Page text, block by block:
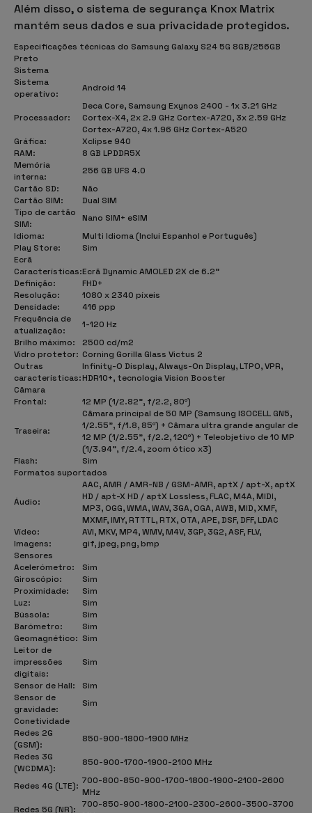
Além disso, o sistema de segurança Knox Matrix
mantém seus dados e sua privacidade protegidos.
Especificações técnicas do Samsung Galaxy S24 5G 8GB/256GB
Preto
Sistema
Sistema
operativo:
Android 14
Processador:
Deca Core, Samsung Exynos 2400 - 1x 3.21 GHz
Cortex-X4, 2x 2.9 GHz Cortex-A720, 3x 2.59 GHz
Cortex-A720, 4x 1.96 GHz Cortex-A520
Gráfica:
Xclipse 940
RAM:
8 GB LPDDR5X
Memória
interna:
256 GB UFS 4.0
Cartão SD:
Não
Cartão SIM:
Dual SIM
Tipo de cartão
SIM:
Nano SIM+ eSIM
Idioma:
Multi Idioma (Inclui Espanhol e Português)
Play Store:
Sim
Ecrã
Características:Ecrã Dynamic AMOLED 2X de 6.2"
Definição:
FHD+
Resolução:
1080 x 2340 píxeis
Densidade:
416 ppp
Frequência de
atualização:
1-120 Hz
Brilho máximo:
2500 cd/m2
Vidro protetor: Corning Gorilla Glass Victus 2
Outras
características:
Infinity-O Display, Always-On Display, LTPO, VPR,
HDR10+, tecnologia Vision Booster
Câmara
Frontal:
12 MP (1/2.82", f/2.2, 80º)
Traseira:
Câmara principal de 50 MP (Samsung ISOCELL GN5,
1/2.55", f/1.8, 85º) + Câmara ultra grande angular de
12 MP (1/2.55", f/2.2, 120º) + Teleobjetivo de 10 MP
(1/3.94", f/2.4, zoom ótico x3)
Flash:
Sim
Formatos suportados
Áudio:
AAC, AMR / AMR-NB / GSM-AMR, aptX / apt-X, aptX
HD / apt-X HD / aptX Lossless, FLAC, M4A, MIDI,
MP3, OGG, WMA, WAV, 3GA, OGA, AWB, MID, XMF,
MXMF, IMY, RTTTL, RTX, OTA, APE, DSF, DFF, LDAC
Vídeo:
AVI, MKV, MP4, WMV, M4V, 3GP, 3G2, ASF, FLV,
Imagens:
gif, jpeg, png, bmp
Sensores
Acelerómetro:
Sim
Giroscópio:
Sim
Proximidade:
Sim
Luz:
Sim
Bússola:
Sim
Barómetro:
Sim
Geomagnético: Sim
Leitor de
impressões
digitais:
Sim
Sensor de Hall:
Sim
Sensor de
gravidade:
Sim
Conetividade
Redes 2G
(GSM):
850-900-1800-1900 MHz
Redes 3G
(WCDMA):
850-900-1700-1900-2100 MHz
Redes 4G (LTE): 700-800-850-900-1700-1800-1900-2100-2600
MHz
Redes 5G (NR):
700-850-900-1800-2100-2300-2600-3500-3700